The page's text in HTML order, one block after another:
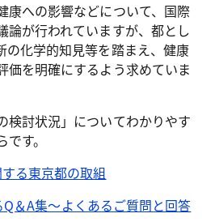
康への影響などについて、国際
論が行われていますが、都とし
の化学的知見等を踏まえ、健康
価を明確にするよう求めていま
検討状況」についてわかりやす
す。
る東京都の取組
Q＆A集～よくあるご質問と回答